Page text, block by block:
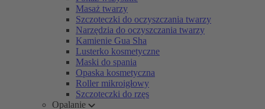
Masaż twarzy
Szczoteczki do oczyszczania twarzy
Narzędzia do oczyszczania twarzy
Kamienie Gua Sha
Lusterko kosmetyczne
Maski do spania
Opaska kosmetyczna
Roller mikroigłowy
Szczoteczki do rzęs
Opalanie